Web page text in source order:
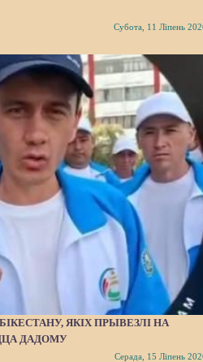
Субота, 11 Ліпень
ЯКІХ ПРЫВЕЗЛІ НА
ДАДОМУ
Серада, 15 Ліпень